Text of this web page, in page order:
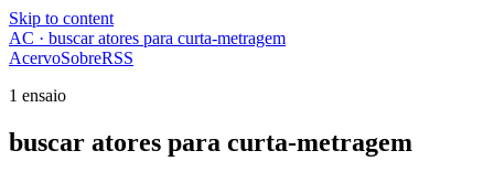
Skip to content
AC · buscar atores para curta-metragem
AcervoSobreRSS
1 ensaio
buscar atores para curta-metragem